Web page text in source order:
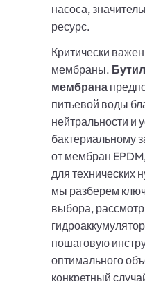
насоса,
ресурс.
Критически
мембраны.
мембрана
питьевой воды
нейтральности и
бактериальному
от мембран
для технических
мы разберем
выбора,
пошаговую
оптимального
конкретный